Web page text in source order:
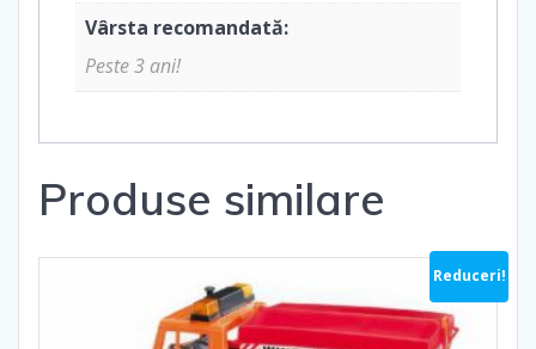
Vârsta recomandată:
Peste 3 ani!
Produse similare
Reduceri!